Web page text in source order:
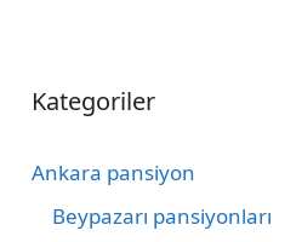
Kategoriler
Ankara pansiyon
Beypazarı pansiyonları